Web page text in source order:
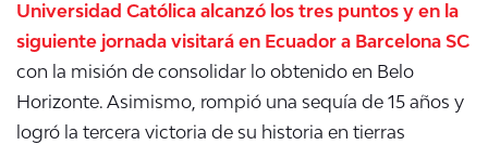
Universidad Católica alcanzó los tres puntos y en la
siguiente jornada visitará en Ecuador a Barcelona SC
con la misión de consolidar lo obtenido en Belo
Horizonte. Asimismo, rompió una sequía de 15 años y
logró la tercera victoria de su historia en tierras